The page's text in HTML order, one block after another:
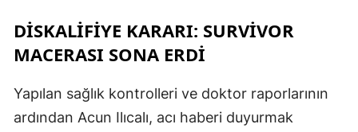
DISKALIFIYE KARARI: SURVIVOR
MACERASI SONA ERDI
Yapılan sağlık kontrolleri ve doktor raporlarının
ardından Acun Ilıcalı, acı haberi duyurmak